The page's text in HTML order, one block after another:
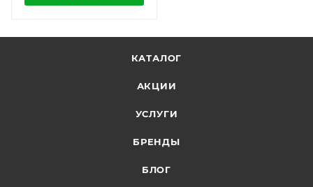
КАТАЛОГ
АКЦИИ
УСЛУГИ
БРЕНДЫ
БЛОГ